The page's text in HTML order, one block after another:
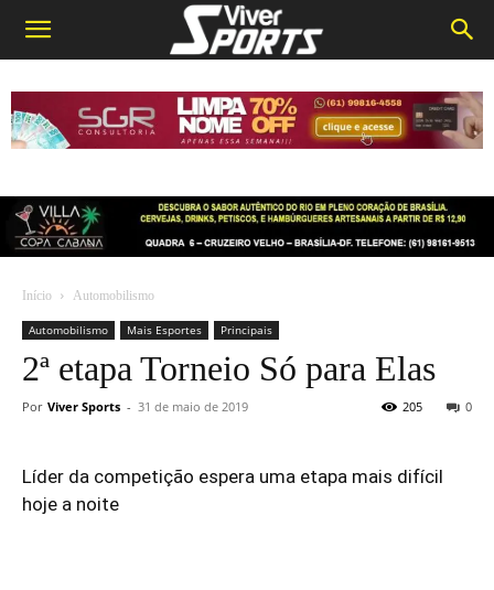
Início Automobilismo
Automobilismo Mais Esportes Principais
2ª etapa Torneio Só para Elas
Por Viver Sports - 31 de maio de 2019 0
205
Líder da competição espera uma etapa mais difícil
hoje a noite